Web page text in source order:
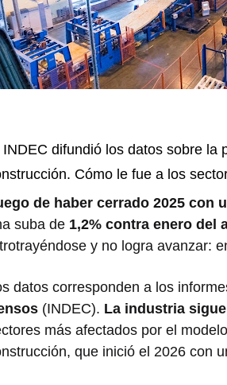
INDEC difundió los datos sobre la
Cómo le fue a los
de haber cerrado 2025 con
suba de 1,2% contra enero del
y no logra avanzar:
datos corresponden a los
(INDEC). La industria
más afectados por el
que inició el 2026 con